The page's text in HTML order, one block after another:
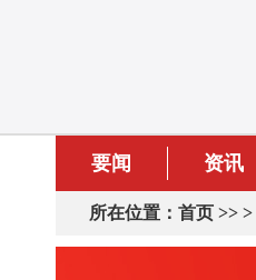
要闻 资讯
所在位置： 首页 >> >